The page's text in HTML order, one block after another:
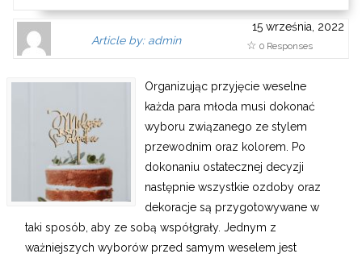
Author
Gravatar
Clickable
Author
Article by: admin
link
author
website
or
other
works.
admin
15 września, 2022
0 Responses
Organizując przyjęcie weselne
każda para młoda musi dokonać
wyboru związanego ze stylem
przewodnim oraz kolorem. Po
dokonaniu ostatecznej decyzji
następnie wszystkie ozdoby oraz
dekoracje są przygotowywane w
taki sposób, aby ze sobą współgrały. Jednym z
ważniejszych wyborów przed samym weselem jest